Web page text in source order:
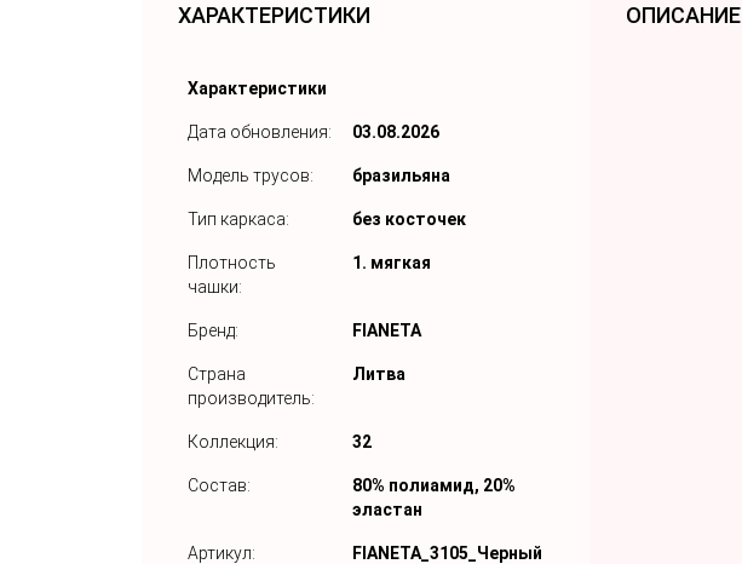
ХАРАКТЕРИСТИКИ
Характеристики
Дата обновления: 03.08.2026
Модель трусов: бразильяна
Тип каркаса: без косточек
Плотность
чашки:
1. мягкая
Бренд: FIANETA
Страна
производитель:
Литва
Коллекция: 32
Состав:
80% полиамид, 20%
эластан
Артикул: FIANETA_3105_Черный
ОПИСАНИЕ